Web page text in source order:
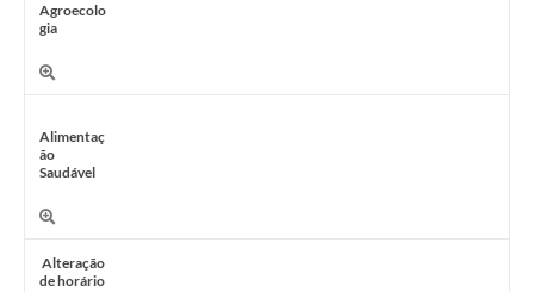
Agroecolo
gia
Alimentaç
ão
Saudável
Alteração
de horário